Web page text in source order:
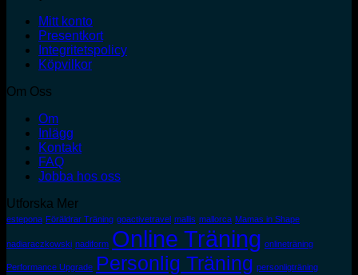
Mitt konto
Presentkort
Integritetspolicy
Köpvilkor
Om Oss
Om
Inlägg
Kontakt
FAQ
Jobba hos oss
Utforska Mer
estepona Föräldrar Träning goactivetravel mallis mallorca Mamas in Shape
nadiaraczkowski nadiform Online Träning onlineträning
Performance Upgrade Personlig Träning personligträning